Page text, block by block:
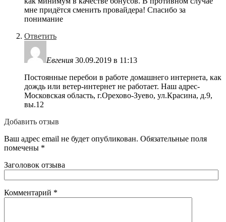
мне придётся сменить провайдера! Спасибо за
понимание
Ответить
Евгения 30.09.2019 в 11:13
Постоянные перебои в работе домашнего интернета, как
дождь или ветер-интернет не работает. Наш адрес-
Московская область, г.Орехово-Зуево, ул.Красина, д.9,
вы.12
Добавить отзыв
Ваш адрес email не будет опубликован. Обязательные поля
помечены *
Заголовок отзыва
Комментарий *